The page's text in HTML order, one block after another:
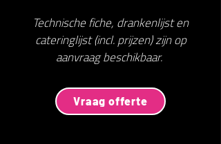
Technische fiche, drankenlijst en
cateringlijst (incl. prijzen) zijn op
aanvraag beschikbaar.
Vraag offerte